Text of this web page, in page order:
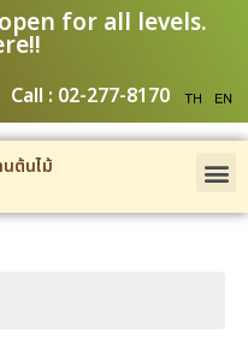
for all levels.
Call : 02-277-8170
ต้นไม้